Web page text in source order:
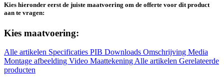
Kies hieronder eerst de juiste maatvoering om de offerte voor dit product
aan te vragen:
Kies maatvoering:
Alle artikelen Specificaties PIB Downloads Omschrijving Media
Montage afbeelding Video MaattekeningAlle artikelen Gerelateerde
producten